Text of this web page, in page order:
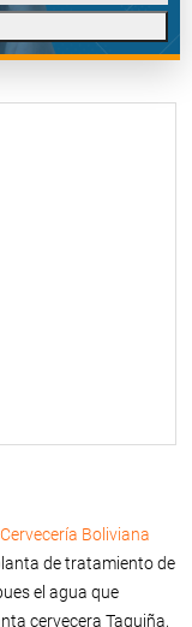
Cervecería Boliviana
de tratamiento de
el agua que
cervecera Taquiña,